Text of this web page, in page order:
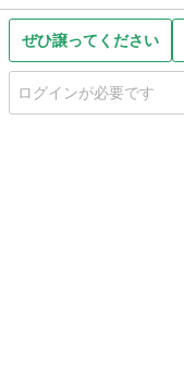
ぜひ譲ってください